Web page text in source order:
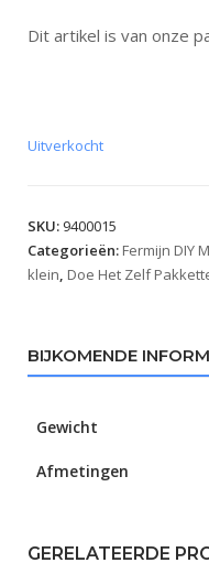
Dit artikel is van onze
Uitverkocht
SKU: 9400015
Categorieën: Fermijn DIY
klein, Doe Het Zelf
BIJKOMENDE
Gewicht
Afmetingen
GERELATEERDE